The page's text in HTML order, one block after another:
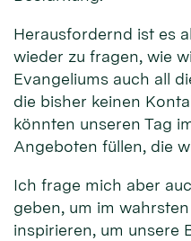
Herausfordernd ist es
wieder zu fragen, wie
Evangeliums auch all
die bisher keinen
könnten unseren Tag
Angeboten füllen, die
Ich frage mich aber
geben, um im
inspirieren, um unsere